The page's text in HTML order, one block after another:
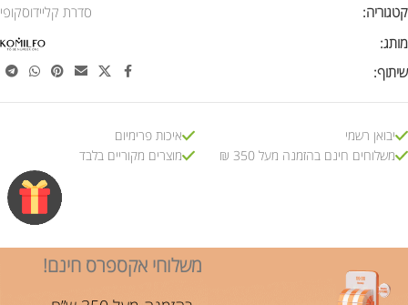
קטגוריה:
סדרת קליידוסקופי
מותג:
שיתוף:
יבואן רשמי
משלוחים חינם בהזמנה מעל 350 ₪
איכות פרימיום
מוצרים מקוריים בלבד
משלוחי אקספרס חינם!